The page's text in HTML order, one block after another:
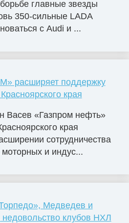
главные звезды
350-сильные LADA
с Audi и ...
расширяет поддержку
края
Васев «Газпром нефть»
края
сотрудничества
и индус...
Медведев и
клубов НХЛ